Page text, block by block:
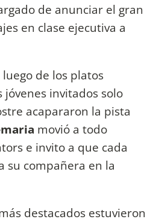
de anunciar el gran
en clase ejecutiva a
luego de los platos
invitados solo
acapararon la pista
movió a todo
e invito a que cada
su compañera en la
destacados estuvieron